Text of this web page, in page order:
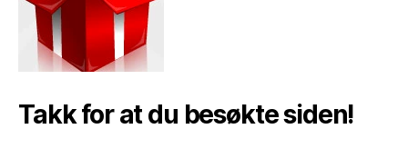
Takk for at du besøkte siden!